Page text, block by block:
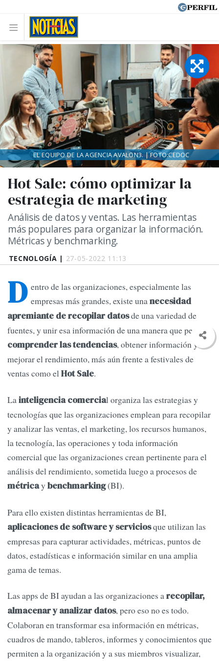
TECNOLOGÍA | 27-05-2022 11:13
Hot Sale: cómo optimizar la
estrategia de marketing
Análisis de datos y ventas. Las herramientas
más populares para organizar la información.
Métricas y benchmarking.
EL EQUIPO DE LA AGENCIA AVALON3. | FOTO:CEDOC
D entro de las organizaciones, especialmente las
empresas más grandes, existe unanecesidad
apremiante de recopilar datosde una variedad de
fuentes, y unir esa información de una manera que permita
comprender las tendencias, obtener información y
mejorar el rendimiento, más aún frente a festivales de
ventas como elHot Sale.
Lainteligencia comercial organiza las estrategias y
tecnologías que las organizaciones emplean para recopilar
y analizar las ventas, el marketing, los recursos humanos,
la tecnología, las operaciones y toda información
comercial que las organizaciones crean pertinente para el
análisis del rendimiento, sometida luego a procesos de
métricay benchmarking(BI).
Para ello existen distintas herramientas de BI,
aplicaciones de software y serviciosque utilizan las
empresas para capturar actividades, métricas, puntos de
datos, estadísticas e información similar en una amplia
gama de temas.
Las apps de BI ayudan a las organizaciones arecopilar,
almacenar y analizar datos, pero eso no es todo.
Colaboran en transformar esa información en métricas,
cuadros de mando, tableros, informes y conocimientos que
permiten a la organización y a sus miembros visualizar,